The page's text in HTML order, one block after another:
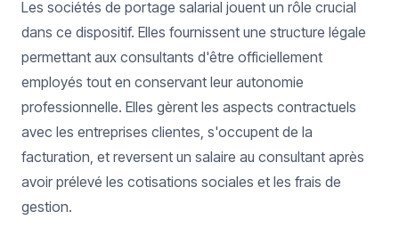
Les sociétés de portage salarial jouent un rôle crucial
dans ce dispositif. Elles fournissent une structure légale
permettant aux consultants d'être officiellement
employés tout en conservant leur autonomie
professionnelle. Elles gèrent les aspects contractuels
avec les entreprises clientes, s'occupent de la
facturation, et reversent un salaire au consultant après
avoir prélevé les cotisations sociales et les frais de
gestion.